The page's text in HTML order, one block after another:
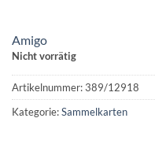
Amigo
Nicht vorrätig
Artikelnummer:389/12918
Kategorie:Sammelkarten